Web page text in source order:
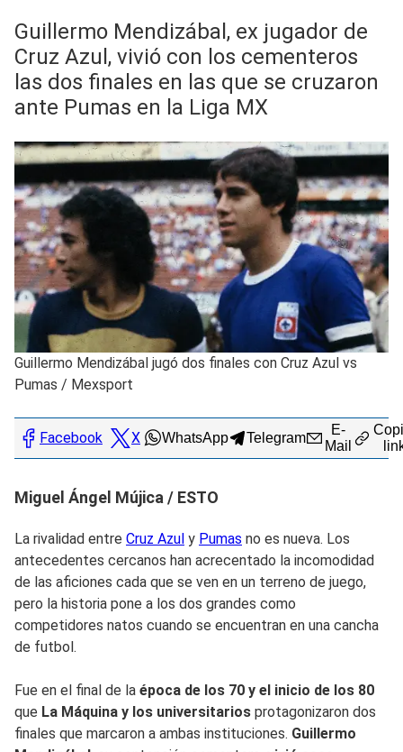
Guillermo Mendizábal, ex jugador de
Cruz Azul, vivió con los cementeros
las dos finales en las que se cruzaron
ante Pumas en la Liga MX
Guillermo Mendizábal jugó dos finales con Cruz Azul vs
Pumas / Mexsport
Facebook X WhatsApp Telegram
E-
Mail
Miguel Ángel Mújica / ESTO
La rivalidad entre Cruz Azul y Pumas no es nueva. Los
antecedentes cercanos han acrecentado la incomodidad
de las aficiones cada que se ven en un terreno de juego,
pero la historia pone a los dos grandes como
competidores natos cuando se encuentran en una cancha
de futbol.
Fue en el final de la época de los 70 y el inicio de los 80
que La Máquina y los universitarios protagonizaron dos
finales que marcaron a ambas instituciones. Guillermo